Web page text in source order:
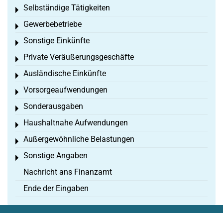
Selbständige Tätigkeiten
Toggle menu
Gewerbebetriebe
Toggle menu
Sonstige Einkünfte
Toggle menu
Private Veräußerungsgeschäfte
Toggle menu
Ausländische Einkünfte
Toggle menu
Vorsorgeaufwendungen
Toggle menu
Sonderausgaben
Toggle menu
Haushaltnahe Aufwendungen
Toggle menu
Außergewöhnliche Belastungen
Toggle menu
Sonstige Angaben
Toggle menu
Nachricht ans Finanzamt
Ende der Eingaben